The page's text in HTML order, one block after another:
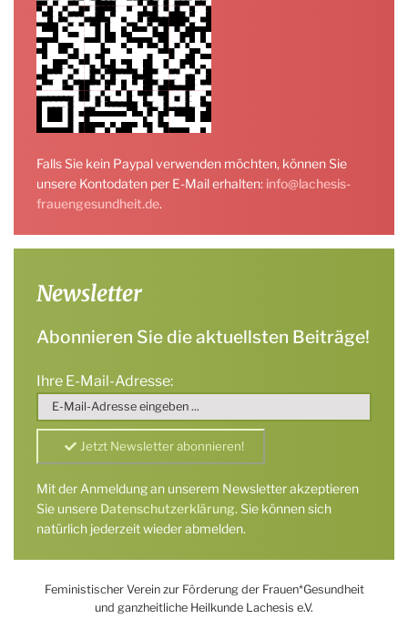
Falls Sie kein Paypal verwenden möchten, können Sie
unsere Kontodaten per E-Mail erhalten: info@lachesis-
frauengesundheit.de.
Newsletter
Abonnieren Sie die aktuellsten Beiträge!
Ihre E-Mail-Adresse:
Mit der Anmeldung an unserem Newsletter akzeptieren
Sie unsere Datenschutzerklärung. Sie können sich
natürlich jederzeit wieder abmelden.
Feministischer Verein zur Förderung der Frauen*Gesundheit
und ganzheitliche Heilkunde Lachesis e.V.